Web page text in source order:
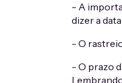
- A
dizer a
- O
- O prazo